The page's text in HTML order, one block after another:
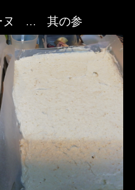
ヌ … 其の参